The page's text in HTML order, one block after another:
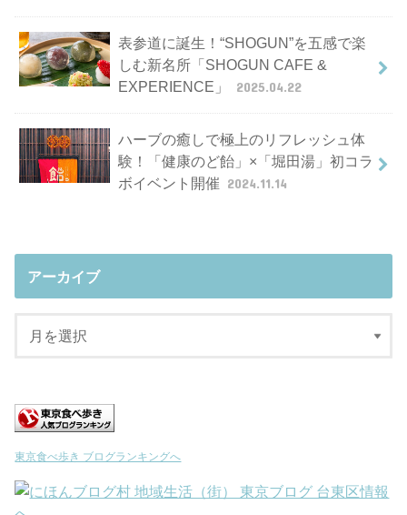
表参道に誕生！“SHOGUN”を五感で楽
しむ新名所「SHOGUN CAFE &
EXPERIENCE」
2025.04.22
ハーブの癒しで極上のリフレッシュ体
験！「健康のど飴」×「堀田湯」初コラ
ボイベント開催 2024.11.14
アーカイブ
東京食べ歩き ブログランキングへ